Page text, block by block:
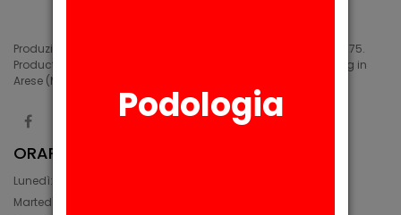
Produzione di siliconi medicali e industriali in Arese (MI) dal 1975.
Production of medical and industrial silicones. Manufacturing in
Arese (MI) since 1975.
ORARIO
Lunedì: 08:30 - 12:30, 14:00 - 17:45
Martedì: 08:30 - 12:30, 14:00 - 17:00
Podologia